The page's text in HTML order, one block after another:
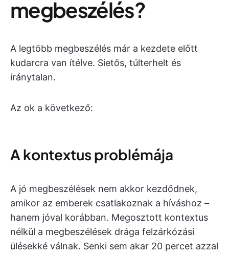
megbeszélés?
A legtöbb megbeszélés már a kezdete előtt
kudarcra van ítélve. Sietős, túlterhelt és
iránytalan.
Az ok a következő:
A kontextus problémája
A jó megbeszélések nem akkor kezdődnek,
amikor az emberek csatlakoznak a híváshoz –
hanem jóval korábban. Megosztott kontextus
nélkül a megbeszélések drága felzárkózási
ülésekké válnak. Senki sem akar 20 percet azzal